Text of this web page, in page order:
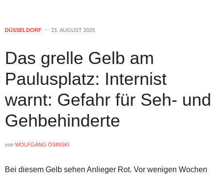
DÜSSELDORF 21. AUGUST 2025
Das grelle Gelb am
Paulusplatz: Internist
warnt: Gefahr für Seh- und
Gehbehinderte
von WOLFGANG OSINSKI
Bei diesem Gelb sehen Anlieger Rot. Vor wenigen Wochen